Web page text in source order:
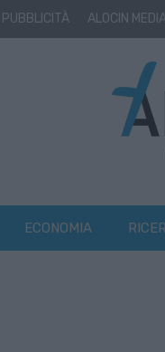
PUBBLICITÀ ALOCIN
ECONOMIA